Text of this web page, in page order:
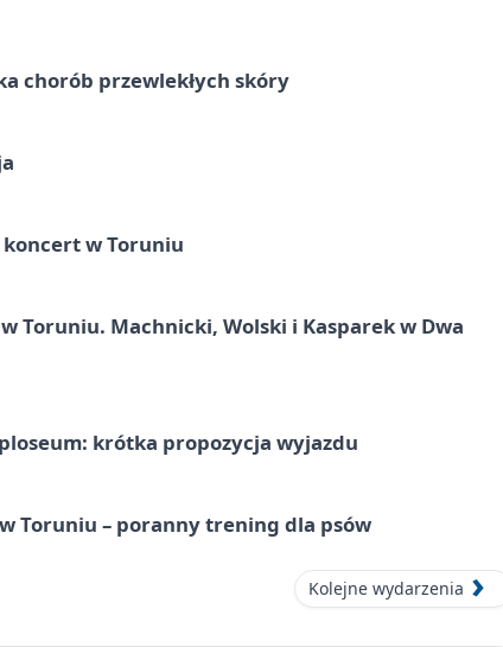
chorób przewlekłych skóry
w Toruniu
Toruniu. Machnicki, Wolski i Kasparek w Dwa
krótka propozycja wyjazdu
Toruniu – poranny trening dla psów
Kolejne wydarzenia